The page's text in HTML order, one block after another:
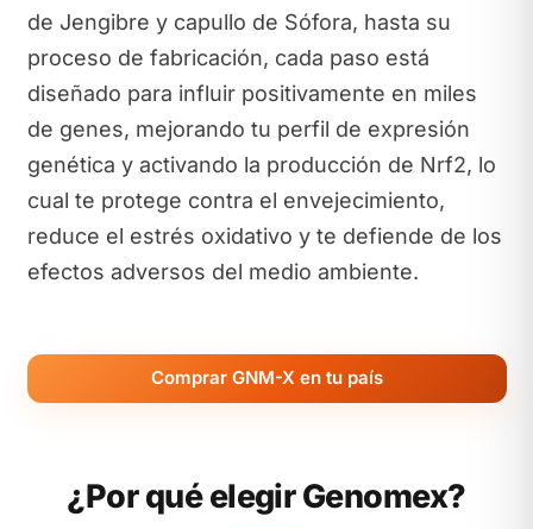
de Jengibre y capullo de Sófora, hasta su
proceso de fabricación, cada paso está
diseñado para influir positivamente en miles
de genes, mejorando tu perfil de expresión
genética y activando la producción de Nrf2, lo
cual te protege contra el envejecimiento,
reduce el estrés oxidativo y te defiende de los
efectos adversos del medio ambiente.
Comprar GNM-X en tu país
¿Por qué elegir Genomex?